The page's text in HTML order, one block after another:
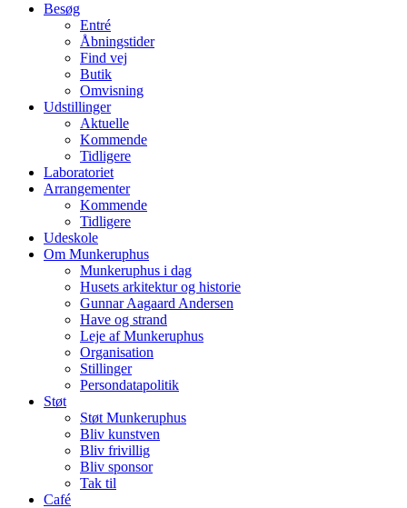
Besøg
Entré
Åbningstider
Find vej
Butik
Omvisning
Udstillinger
Aktuelle
Kommende
Tidligere
Laboratoriet
Arrangementer
Kommende
Tidligere
Udeskole
Om Munkeruphus
Munkeruphus i dag
Husets arkitektur og historie
Gunnar Aagaard Andersen
Have og strand
Leje af Munkeruphus
Organisation
Stillinger
Persondatapolitik
Støt
Støt Munkeruphus
Bliv kunstven
Bliv frivillig
Bliv sponsor
Tak til
Café